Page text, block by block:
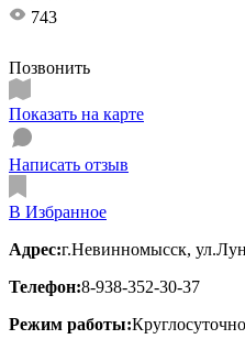
743
Позвонить
Показать на карте
Написать отзыв
В Избранное
Адрес:г.Невинномысск,
Телефон:8-938-352-30-37
Режим работы:Круглосуточно